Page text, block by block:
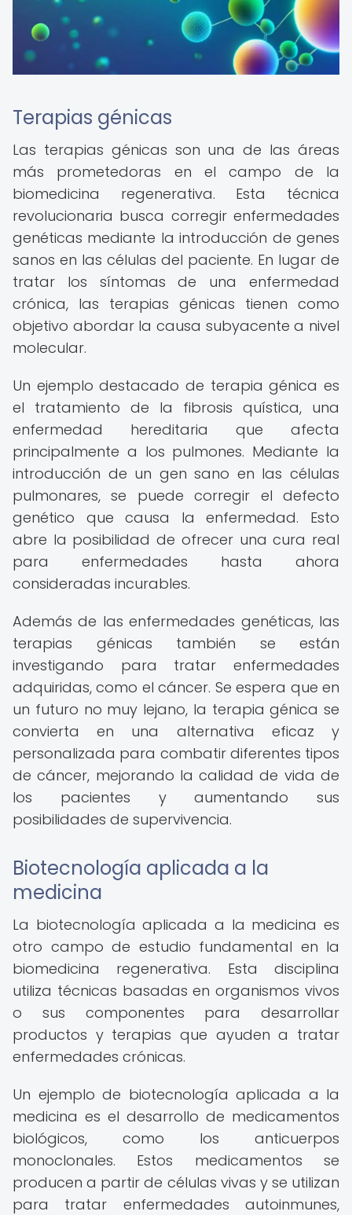
Terapias génicas
Las terapias génicas son una de las áreas
más prometedoras en el campo de la
biomedicina regenerativa. Esta técnica
revolucionaria busca corregir enfermedades
genéticas mediante la introducción de genes
sanos en las células del paciente. En lugar de
tratar los síntomas de una enfermedad
crónica, las terapias génicas tienen como
objetivo abordar la causa subyacente a nivel
molecular.
Un ejemplo destacado de terapia génica es
el tratamiento de la fibrosis quística, una
enfermedad hereditaria que afecta
principalmente a los pulmones. Mediante la
introducción de un gen sano en las células
pulmonares, se puede corregir el defecto
genético que causa la enfermedad. Esto
abre la posibilidad de ofrecer una cura real
para enfermedades hasta ahora
consideradas incurables.
Además de las enfermedades genéticas, las
terapias génicas también se están
investigando para tratar enfermedades
adquiridas, como el cáncer. Se espera que en
un futuro no muy lejano, la terapia génica se
convierta en una alternativa eficaz y
personalizada para combatir diferentes tipos
de cáncer, mejorando la calidad de vida de
los pacientes y aumentando sus
posibilidades de supervivencia.
Biotecnología aplicada a la
medicina
La biotecnología aplicada a la medicina es
otro campo de estudio fundamental en la
biomedicina regenerativa. Esta disciplina
utiliza técnicas basadas en organismos vivos
o sus componentes para desarrollar
productos y terapias que ayuden a tratar
enfermedades crónicas.
Un ejemplo de biotecnología aplicada a la
medicina es el desarrollo de medicamentos
biológicos, como los anticuerpos
monoclonales. Estos medicamentos se
producen a partir de células vivas y se utilizan
para tratar enfermedades autoinmunes,